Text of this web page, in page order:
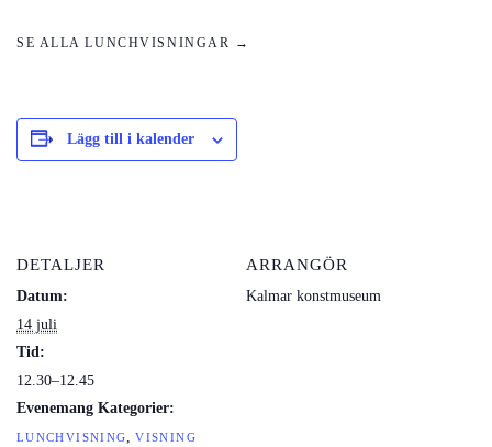
SE ALLA LUNCHVISNINGAR →
Lägg till i kalender
DETALJER
Datum:
14 juli
Tid:
12.30–12.45
Evenemang Kategorier:
LUNCHVISNING,VISNING
ARRANGÖR
Kalmar konstmuseum